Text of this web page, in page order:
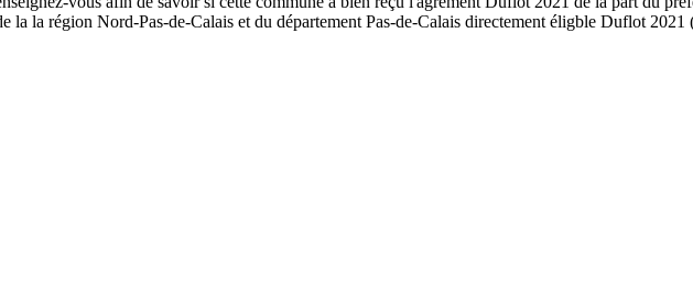
la la région Nord-Pas-de-Calais et du département Pas-de-Calais directement éligble Duflot